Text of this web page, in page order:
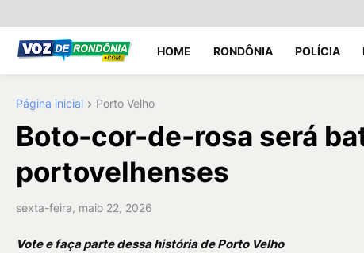
HOME RONDÔNIA POLÍCIA
Página inicial Porto Velho
Boto-cor-de-rosa será
portovelhenses
sexta-feira, maio 22, 2026
Vote e faça parte dessa história de Porto Velho